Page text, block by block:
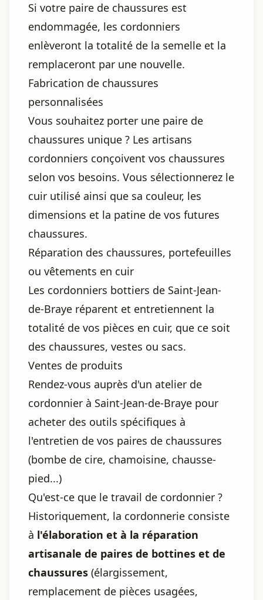
Si votre paire de chaussures est
endommagée, les cordonniers
enlèveront la totalité de la semelle et la
remplaceront par une nouvelle.
Fabrication de chaussures
personnalisées
Vous souhaitez porter une paire de
chaussures unique ? Les artisans
cordonniers conçoivent vos chaussures
selon vos besoins. Vous sélectionnerez le
cuir utilisé ainsi que sa couleur, les
dimensions et la patine de vos futures
chaussures.
Réparation des chaussures, portefeuilles
ou vêtements en cuir
Les cordonniers bottiers de Saint-Jean-
de-Braye réparent et entretiennent la
totalité de vos pièces en cuir, que ce soit
des chaussures, vestes ou sacs.
Ventes de produits
Rendez-vous auprès d'un atelier de
cordonnier à Saint-Jean-de-Braye pour
acheter des outils spécifiques à
l'entretien de vos paires de chaussures
(bombe de cire, chamoisine, chausse-
pied...)
Qu'est-ce que le travail de cordonnier ?
Historiquement, la cordonnerie consiste
à l'élaboration et à la réparation
artisanale de paires de bottines et de
chaussures (élargissement,
remplacement de pièces usagées,